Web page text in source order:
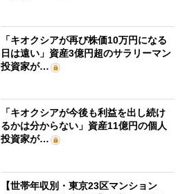
「キオクシアが再び株価10万円になる
日は遠い」資産3億円超のサラリーマン
投資家が…
「キオクシアが今後も利益を出し続け
るかは分からない」資産11億円の個人
投資家が…
【世帯年収別・東京23区マンション